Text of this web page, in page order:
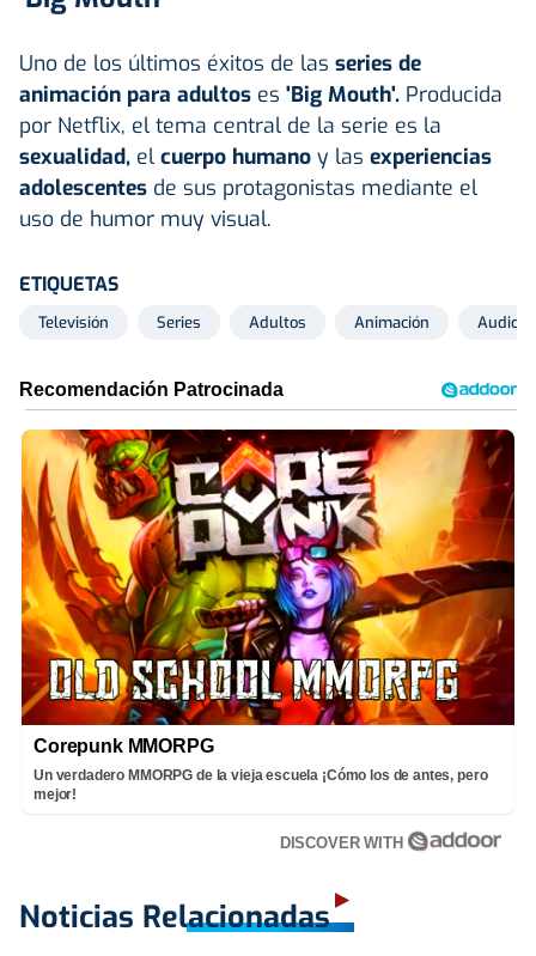
Uno de los últimos éxitos de las series de
animación para adultos es 'Big Mouth'. Producida
por Netflix, el tema central de la serie es la
sexualidad, el cuerpo humano y las experiencias
adolescentes de sus protagonistas mediante el
uso de humor muy visual.
ETIQUETAS
Televisión Series Adultos Animación
Corepunk MMORPG
Un verdadero MMORPG de la vieja escuela ¡Cómo los de antes, pero
mejor!
DISCOVER WITH
Noticias Relacionadas